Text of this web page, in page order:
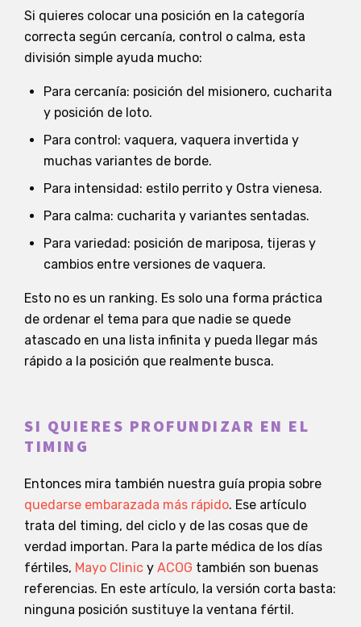
Si quieres colocar una posición en la categoría
correcta según cercanía, control o calma, esta
división simple ayuda mucho:
Para cercanía: posición del misionero, cucharita
y posición de loto.
Para control: vaquera, vaquera invertida y
muchas variantes de borde.
Para intensidad: estilo perrito y Ostra vienesa.
Para calma: cucharita y variantes sentadas.
Para variedad: posición de mariposa, tijeras y
cambios entre versiones de vaquera.
Esto no es un ranking. Es solo una forma práctica
de ordenar el tema para que nadie se quede
atascado en una lista infinita y pueda llegar más
rápido a la posición que realmente busca.
SI QUIERES PROFUNDIZAR EN EL
TIMING
Entonces mira también nuestra guía propia sobre
quedarse embarazada más rápido. Ese artículo
trata del timing, del ciclo y de las cosas que de
verdad importan. Para la parte médica de los días
fértiles, Mayo Clinic y ACOG también son buenas
referencias. En este artículo, la versión corta basta:
ninguna posición sustituye la ventana fértil.